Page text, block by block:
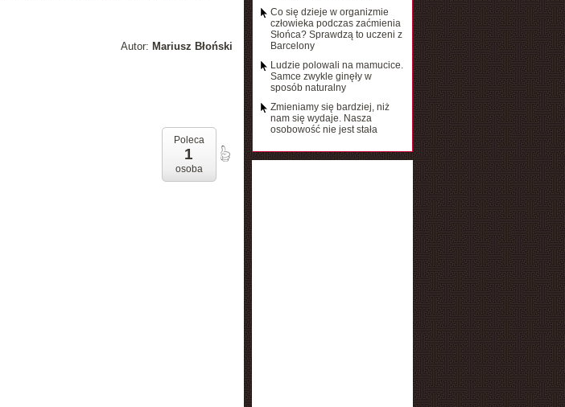
Autor: Mariusz Błoński
Poleca
1
osoba
Co się dzieje w organizmie
człowieka podczas zaćmienia
Słońca? Sprawdzą to uczeni z
Barcelony
Ludzie polowali na mamucice.
Samce zwykle ginęły w
sposób naturalny
Zmieniamy się bardziej, niż
nam się wydaje. Nasza
osobowość nie jest stała